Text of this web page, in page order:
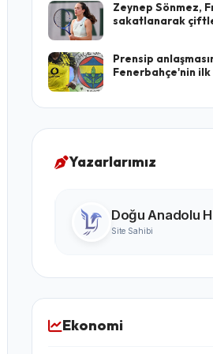
Zeynep Sönmez,
sakatlanarak
Prensip
Fenerbahçe'nin
Yazarlarımız
Turgay
Ünlü Yazar
Ekonomi